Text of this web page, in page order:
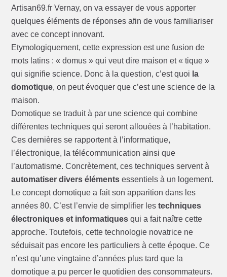
Artisan69.fr Vernay, on va essayer de vous apporter
quelques éléments de réponses afin de vous familiariser
avec ce concept innovant.
Etymologiquement, cette expression est une fusion de
mots latins : « domus » qui veut dire maison et « tique »
qui signifie science. Donc à la question, c’est quoi la
domotique, on peut évoquer que c’est une science de la
maison.
Domotique se traduit à par une science qui combine
différentes techniques qui seront allouées à l’habitation.
Ces dernières se rapportent à l’informatique,
l’électronique, la télécommunication ainsi que
l’automatisme. Concrètement, ces techniques servent à
automatiser divers éléments essentiels à un logement.
Le concept domotique a fait son apparition dans les
années 80. C’est l’envie de simplifier lestechniques
électroniques et informatiques qui a fait naître cette
approche. Toutefois, cette technologie novatrice ne
séduisait pas encore les particuliers à cette époque. Ce
n’est qu’une vingtaine d’années plus tard que la
domotique a pu percer le quotidien des consommateurs.